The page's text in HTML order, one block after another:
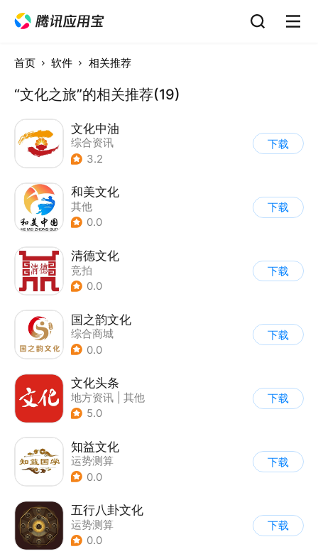
首页 软件 相关推荐
“文化之旅”的相关推荐(19)
文化中油
综合资讯
3.2
下载
和美文化
其他
0.0
下载
清德文化
竞拍
0.0
下载
国之韵文化
综合商城
0.0
下载
文化头条
地方资讯
其他
5.0
下载
知益文化
运势测算
0.0
下载
五行八卦文化
运势测算
0.0
下载